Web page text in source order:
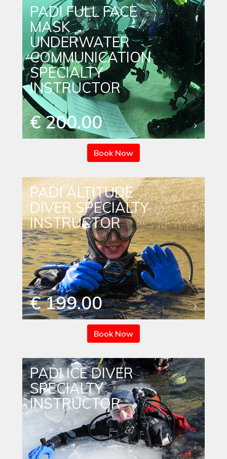
PADI FULL FACE
MASK
UNDERWATER
COMMUNICATION
SPECIALTY
INSTRUCTOR
€ 200.00
Book Now
PADI ALTITUDE
DIVER SPECIALTY
INSTRUCTOR
€ 199.00
Book Now
PADI ICE DIVER
SPECIALTY
INSTRUCTOR